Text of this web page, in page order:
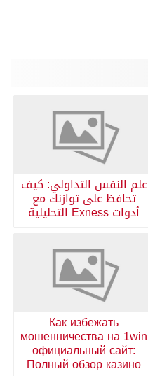
علم النفس التداولي: كيف
تحافظ على توازنك مع
أدوات Exness التحليلية
Как избежать
мошенничества на 1win
официальный сайт:
Полный обзор казино